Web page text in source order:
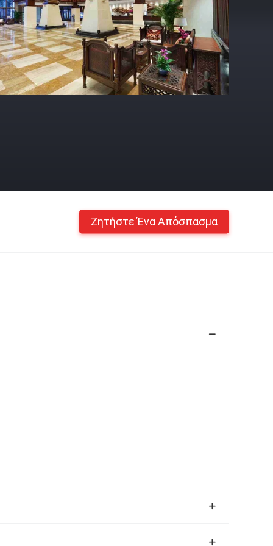
Ζητήστε Ένα Απόσπασμα